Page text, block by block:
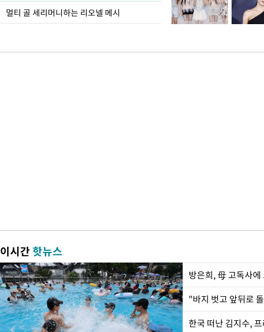
멀티 골 세리머니하는 리오넬 메시
이시간핫뉴스
방은희, 母 고독사
한국 떠난 김지수,